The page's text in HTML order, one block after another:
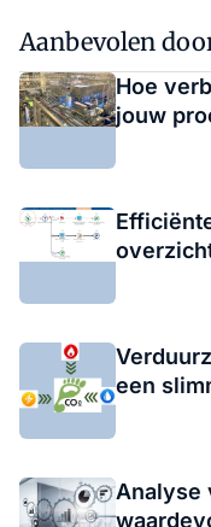
Aanbevolen
Hoe
jouw
een
Analyse